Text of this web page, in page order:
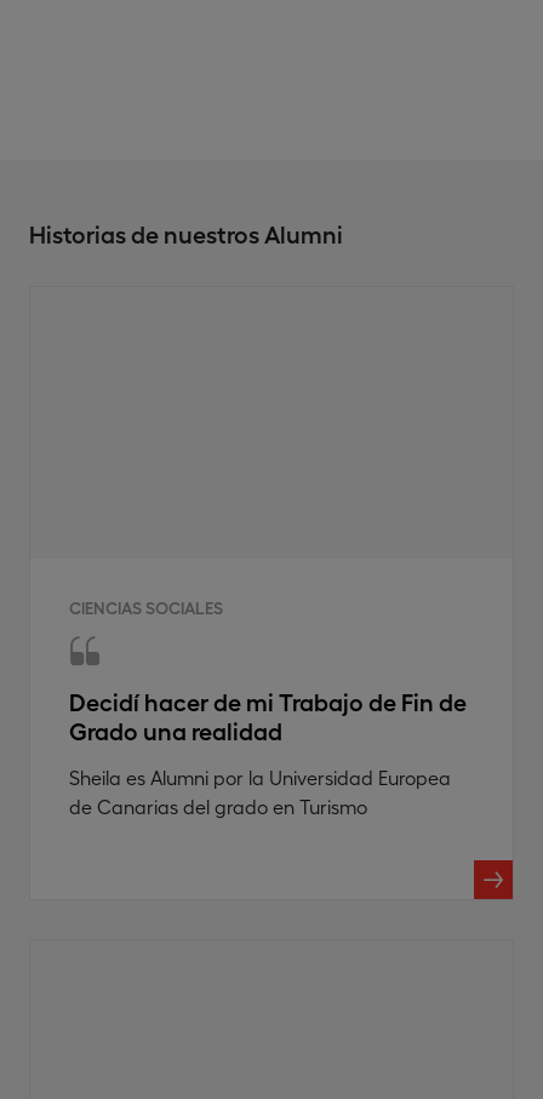
Historias de nuestros Alumni
CIENCIAS SOCIALES
Decidí hacer de mi Trabajo de Fin de
Grado una realidad
Sheila es Alumni por la Universidad Europea
de Canarias del grado en Turismo